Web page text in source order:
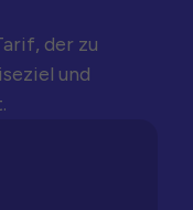
der zu
und